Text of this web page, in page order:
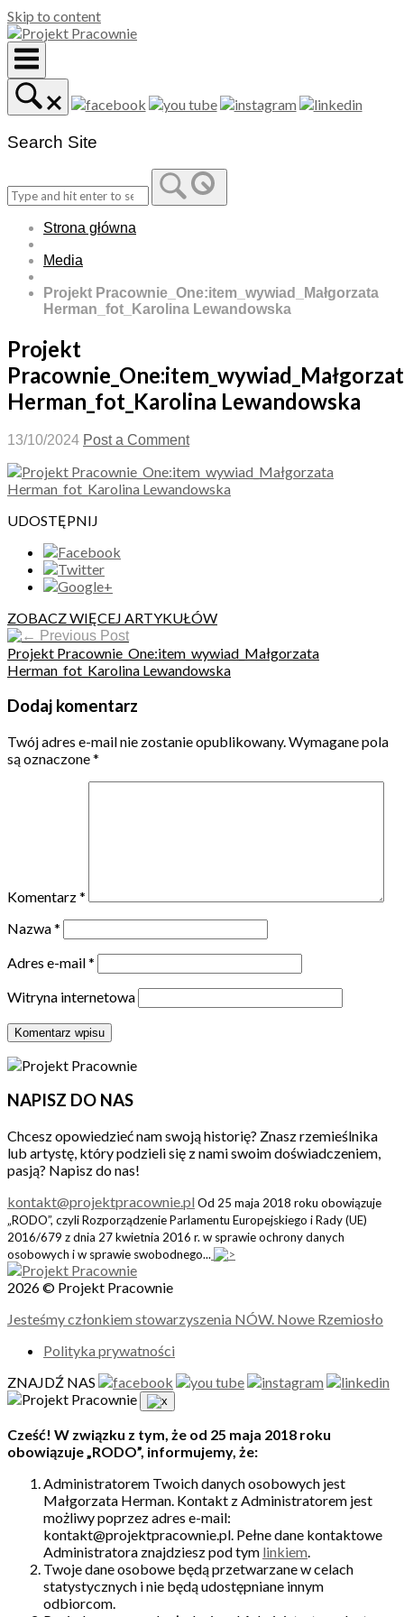
Skip to content
Search Site
Strona główna
Media
Projekt Pracownie_One:item_wywiad_Małgorzata
Herman_fot_Karolina Lewandowska
Projekt
Herman_fot_Karolina Lewandowska
13/10/2024 Post a Comment
UDOSTĘPNIJ
ZOBACZ WIĘCEJ ARTYKUŁÓW
Previous Post
Projekt Pracownie_One:item_wywiad_Małgorzata
Herman_fot_Karolina Lewandowska
Dodaj komentarz
Twój adres e-mail nie zostanie opublikowany. Wymagane pola
są oznaczone*
Komentarz*
Nazwa*
Adres e-mail*
Witryna internetowa
NAPISZ DO NAS
Chcesz opowiedzieć nam swoją historię? Znasz rzemieślnika
lub artystę, który podzieli się z nami swoim doświadczeniem,
pasją? Napisz do nas!
kontakt@projektpracownie.pl Od 25 maja 2018 roku obowiązuje
„RODO”, czyli Rozporządzenie Parlamentu Europejskiego i Rady (UE)
2016/679 z dnia 27 kwietnia 2016 r. w sprawie ochrony danych
osobowych i w sprawie swobodnego...
2026 © Projekt Pracownie
Jesteśmy członkiem stowarzyszenia NÓW. Nowe Rzemiosło
Polityka prywatności
ZNAJDŹ NAS
Cześć! W związku z tym, że od 25 maja 2018 roku
obowiązuje „RODO”, informujemy, że:
Administratorem Twoich danych osobowych jest
Małgorzata Herman. Kontakt z Administratorem jest
możliwy poprzez adres e-mail:
kontakt@projektpracownie.pl. Pełne dane kontaktowe
Administratora znajdziesz pod tym linkiem.
Twoje dane osobowe będą przetwarzane w celach
statystycznych i nie będą udostępniane innym
odbiorcom.